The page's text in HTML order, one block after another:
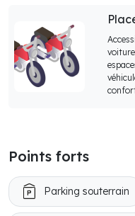
Points forts
Parking souterrain